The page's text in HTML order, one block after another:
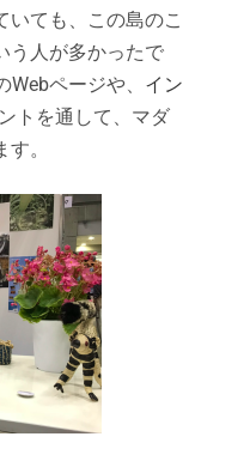
いても、この島のこ
う人が多かったで
ページや、 イン
ントを通して、マダ
。